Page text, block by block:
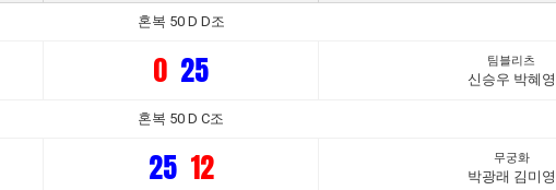
혼복 50 D D조
0 25 팀블리츠
신승우 박혜영
혼복 50 D C조
25 12 무궁화
박광래 김미영